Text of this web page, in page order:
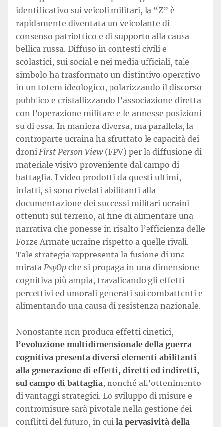
identificativo sui veicoli militari, la “Z” è
rapidamente diventata un veicolante di
consenso patriottico e di supporto alla causa
bellica russa. Diffuso in contesti civili e
scolastici, sui social e nei media ufficiali, tale
simbolo ha trasformato un distintivo operativo
in un totem ideologico, polarizzando il discorso
pubblico e cristallizzando l’associazione diretta
con l’operazione militare e le annesse posizioni
su di essa. In maniera diversa, ma parallela, la
controparte ucraina ha sfruttato le capacità dei
droni First Person View (FPV) per la diffusione di
materiale visivo proveniente dal campo di
battaglia. I video prodotti da questi ultimi,
infatti, si sono rivelati abilitanti alla
documentazione dei successi militari ucraini
ottenuti sul terreno, al fine di alimentare una
narrativa che ponesse in risalto l’efficienza delle
Forze Armate ucraine rispetto a quelle rivali.
Tale strategia rappresenta la fusione di una
mirata PsyOp che si propaga in una dimensione
cognitiva più ampia, travalicando gli effetti
percettivi ed umorali generati sui combattenti e
alimentando una causa di resistenza nazionale.
Nonostante non produca effetti cinetici,
l’evoluzione multidimensionale della guerra
cognitiva presenta diversi elementi abilitanti
alla generazione di effetti, diretti ed indiretti,
sul campo di battaglia, nonché all’ottenimento
di vantaggi strategici. Lo sviluppo di misure e
contromisure sarà pivotale nella gestione dei
conflitti del futuro, in cui la pervasività della